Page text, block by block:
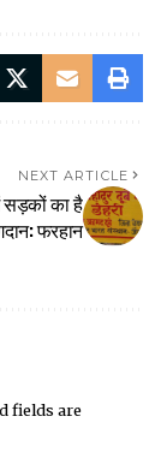
NEXT ARTICLE
का है
फरहान
fields are